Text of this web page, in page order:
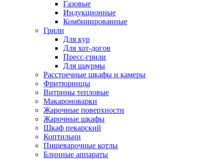
Газовые
Индукционные
Комбинированные
Грили
Для кур
Для хот-догов
Пресс-грили
Для шаурмы
Расстоечные шкафы и камеры
Фритюрницы
Витрины тепловые
Макароноварки
Жарочные поверхности
Жарочные шкафы
Шкаф пекарский
Коптильни
Пищеварочные котлы
Блинные аппараты